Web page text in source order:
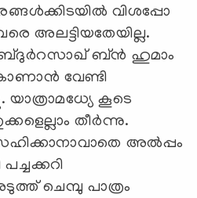
വിശപ്പോ
അലട്ടിയതേയില്ല.
ബ്ൻ ഹുമാം
വേണ്ടി
യാത്രാമധ്യേ കൂടെ
തീർന്നു.
അൽപ്പം
ചെമ്പു പാത്രം